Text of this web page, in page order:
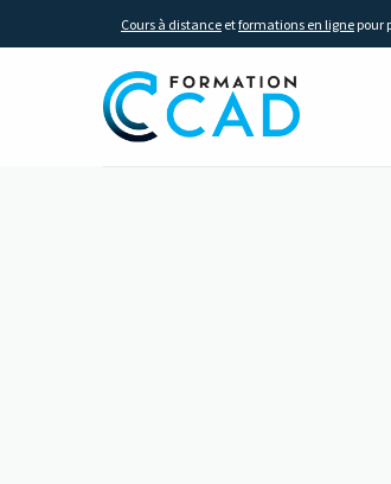
Cours à distance etformations en ligne pour